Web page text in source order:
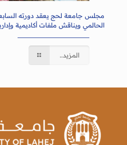
مجلس جامعة لحج يعقد دورته
الحالمي ويناقش ملفات أكاديمية
المزيد..